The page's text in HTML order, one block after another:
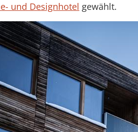
und Designhotel gewählt.